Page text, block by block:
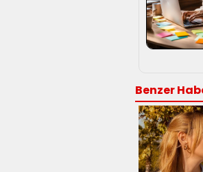
Benzer